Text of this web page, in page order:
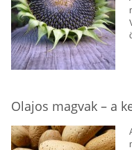
Olajos magvak – a